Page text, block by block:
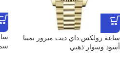
ساعة رولكس داي ديت ميرور بمينا
أسود وسوار ذهبي